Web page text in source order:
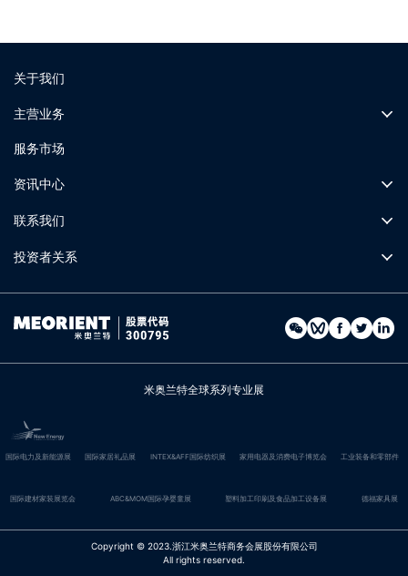
关于我们
主营业务
服务市场
资讯中心
联系我们
投资者关系
米奥兰特全球系列专业展
国际电力及新能源展 国际家居礼品展 INTEX&AFF国际纺织展 家用电器及消费电子博览会 工业装备和零部件
国际建材家装展览会 ABC&MOM国际孕婴童展 塑料加工印刷及食品加工设备展 德福家具展
Copyright © 2023.浙江米奥兰特商务会展股份有限公司
All rights reserved.